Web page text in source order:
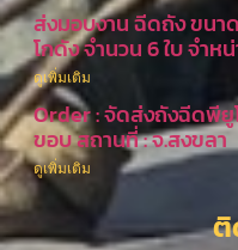
ส่งมอบงาน ฉีดถัง ขนา
โกดัง จำนวน 6 ใบ จำ
ดูเพิ่มเติม
Order : จัดส่งถังฉีดพี
ขอบ สถานที่ : จ.สงขลา
ดูเพิ่มเติม
ติ